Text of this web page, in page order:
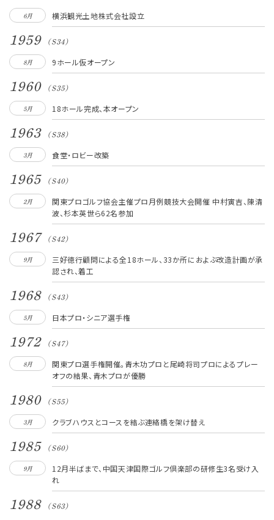
6月 横浜観光土地株式会社設立
1959 (S34)
8月 9ホール仮オープン
1960 (S35)
5月 18ホール完成、本オープン
1963 (S38)
3月 食堂・ロビー改築
1965 (S40)
2月
関東プロゴルフ協会主催プロ月例競技大会開催 中村寅吉、陳清
波、杉本英世ら62名参加
1967 (S42)
9月
三好徳行顧問による全18ホール、33か所におよぶ改造計画が承
認され、着工
1968 (S43)
5月 日本プロ・シニア選手権
1972 (S47)
8月
関東プロ選手権開催。青木功プロと尾崎将司プロによるプレー
オフの結果、青木プロが優勝
1980 (S55)
3月 クラブハウスとコースを結ぶ連絡橋を架け替え
1985 (S60)
9月
12月半ばまで、中国天津国際ゴルフ倶楽部の研修生3名受け入
れ
1988 (S63)